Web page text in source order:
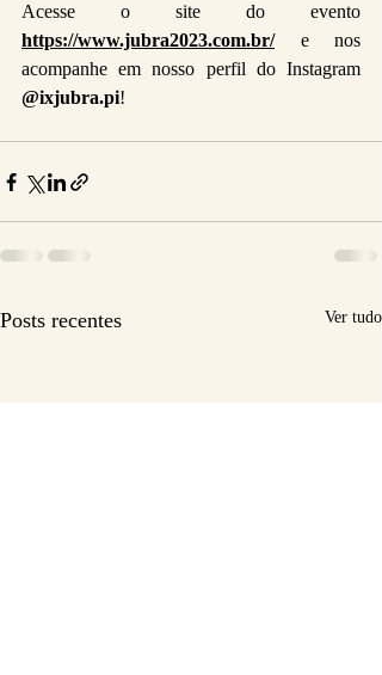
https://www.jubra2023.com.br/
e nos
@ixjubra.pi!
Posts recentes Ver tudo